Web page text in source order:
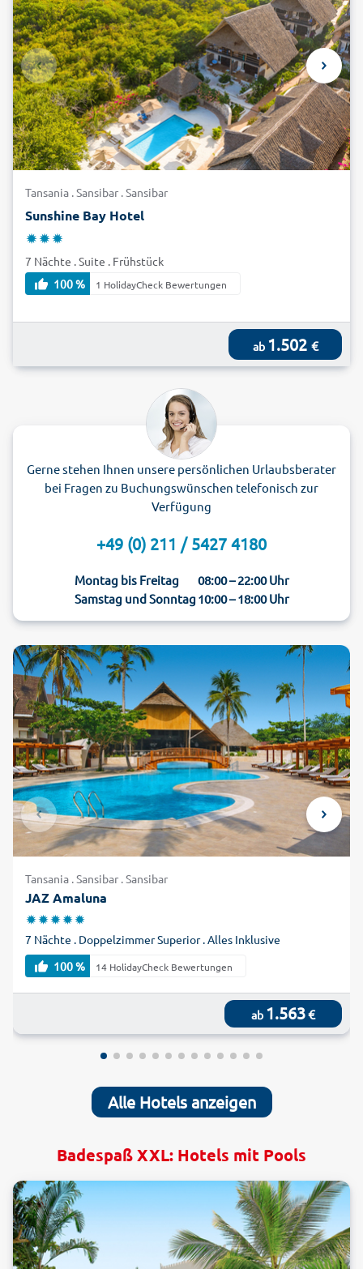
Tansania . Sansibar . Sansibar
Sunshine Bay Hotel
7 Nächte . Suite . Frühstück
100 %
1 HolidayCheck Bewertungen
ab 1.502 €
Gerne stehen Ihnen unsere persönlichen Urlaubsberater
bei Fragen zu Buchungswünschen telefonisch zur
Verfügung
+49 (0) 211 / 5427 4180
Montag bis Freitag
08:00 – 22:00 Uhr
Samstag und Sonntag10:00 – 18:00 Uhr
Tansania . Sansibar . Sansibar
JAZ Amaluna
7 Nächte . Doppelzimmer Superior . Alles Inklusive
100 %
14 HolidayCheck Bewertungen
ab 1.563€
Alle Hotels anzeigen
Badespaß XXL: Hotels mit Pools